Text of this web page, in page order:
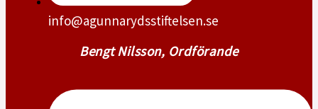
info@agunnarydsstiftelsen.se
Bengt Nilsson, Ordförande